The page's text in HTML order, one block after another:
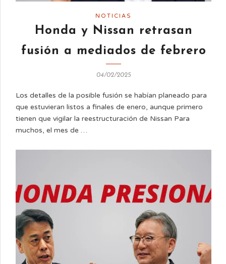
NOTICIAS
Honda y Nissan retrasan
fusión a mediados de febrero
04/02/2025
Los detalles de la posible fusión se habían planeado para
que estuvieran listos a finales de enero, aunque primero
tienen que vigilar la reestructuración de Nissan Para
muchos, el mes de …